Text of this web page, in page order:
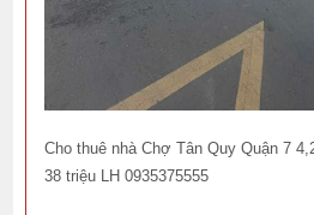
Cho thuê nhà Chợ Tân Quy Quận 7
38 triệu LH 0935375555